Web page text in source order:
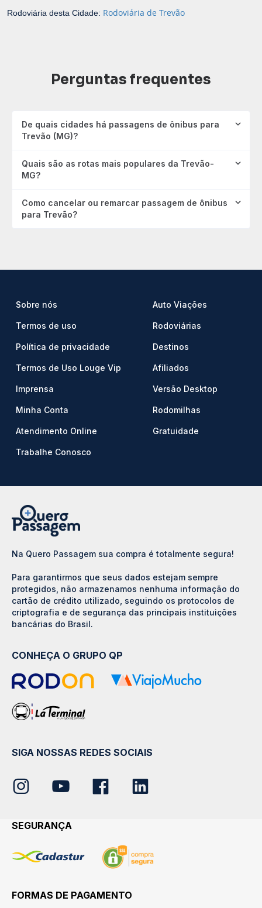
Rodoviária desta Cidade: Rodoviária de Trevão
Perguntas frequentes
De quais cidades há passagens de ônibus para
Trevão (MG)?
Quais são as rotas mais populares da Trevão-
MG?
Como cancelar ou remarcar passagem de ônibus
para Trevão?
Sobre nós
Termos de uso
Política de privacidade
Termos de Uso Louge Vip
Imprensa
Minha Conta
Atendimento Online
Trabalhe Conosco
Auto Viações
Rodoviárias
Destinos
Afiliados
Versão Desktop
Rodomilhas
Gratuidade
Na Quero Passagem sua compra é totalmente segura!
Para garantirmos que seus dados estejam sempre
protegidos, não armazenamos nenhuma informação do
cartão de crédito utilizado, seguindo os protocolos de
criptografia e de segurança das principais instituições
bancárias do Brasil.
CONHEÇA O GRUPO QP
SIGA NOSSAS REDES SOCIAIS
SEGURANÇA
FORMAS DE PAGAMENTO